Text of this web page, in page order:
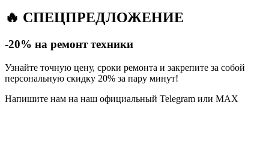
🔥 СПЕЦПРЕДЛОЖЕНИЕ
-20% на ремонт техники
Узнайте точную цену, сроки ремонта и закрепите за собой
персональную скидку 20% за пару минут!
Напишите нам на наш официальный Telegram или MAX